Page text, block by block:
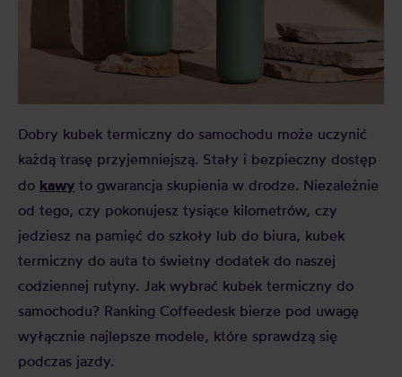
Dobry kubek termiczny do samochodu może uczynić
każdą trasę przyjemniejszą. Stały i bezpieczny dostęp
do kawy to gwarancja skupienia w drodze. Niezależnie
od tego, czy pokonujesz tysiące kilometrów, czy
jedziesz na pamięć do szkoły lub do biura, kubek
termiczny do auta to świetny dodatek do naszej
codziennej rutyny. Jak wybrać kubek termiczny do
samochodu? Ranking Coffeedesk bierze pod uwagę
wyłącznie najlepsze modele, które sprawdzą się
podczas jazdy.